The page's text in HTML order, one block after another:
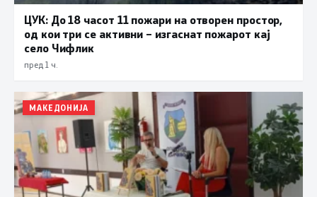
ЦУК: До 18 часот 11 пожари на отворен простор,
од кои три се активни – изгаснат пожарот кај
село Чифлик
пред 1 ч.
МАКЕДОНИЈА